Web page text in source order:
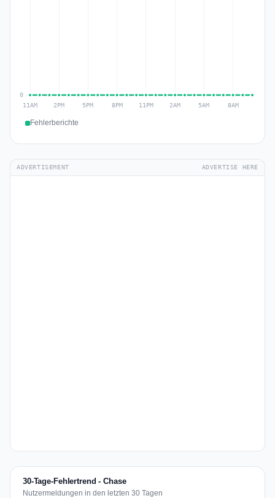
Fehlerberichte
ADVERTISEMENT ADVERTISE HERE
30-Tage-Fehlertrend - Chase
Nutzermeldungen in den letzten 30 Tagen